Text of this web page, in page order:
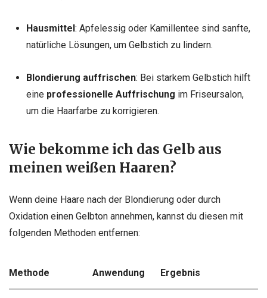
Hausmittel: Apfelessig oder Kamillentee sind sanfte,
natürliche Lösungen, um Gelbstich zu lindern.
Blondierung auffrischen: Bei starkem Gelbstich hilft
eine professionelle Auffrischung im Friseursalon,
um die Haarfarbe zu korrigieren.
Wie bekomme ich das Gelb aus
meinen weißen Haaren?
Wenn deine Haare nach der Blondierung oder durch
Oxidation einen Gelbton annehmen, kannst du diesen mit
folgenden Methoden entfernen:
Methode Anwendung Ergebnis